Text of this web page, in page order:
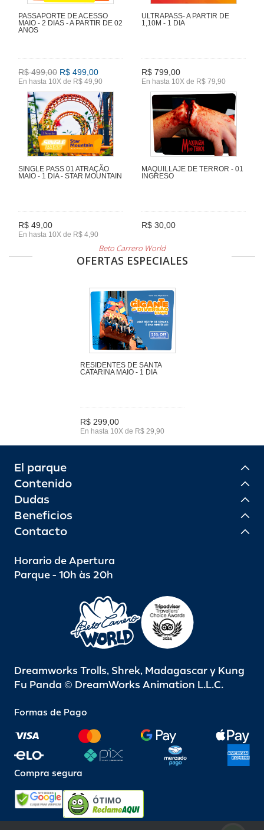
PASSAPORTE DE ACESSO
MAIO - 2 DIAS - A PARTIR DE 02
ANOS
R$ 499,00 R$ 499,00
En hasta 10X de R$ 49,90
ULTRAPASS- A PARTIR DE
1,10M - 1 DIA
R$ 799,00
En hasta 10X de R$ 79,90
SINGLE PASS 01 ATRAÇÃO
MAIO - 1 DIA - STAR MOUNTAIN
R$ 49,00
En hasta 10X de R$ 4,90
MAQUILLAJE DE TERROR - 01
INGRESO
R$ 30,00
Beto Carrero World
OFERTAS ESPECIALES
RESIDENTES DE SANTA
CATARINA MAIO - 1 DIA
R$ 299,00
En hasta 10X de R$ 29,90
El parque
Contenido
Dudas
Beneficios
Contacto
Horario de Apertura
Parque - 10h às 20h
Dreamworks Trolls, Shrek, Madagascar y Kung
Fu Panda © DreamWorks Animation L.L.C.
Formas de Pago
Compra segura
ÓTIMO